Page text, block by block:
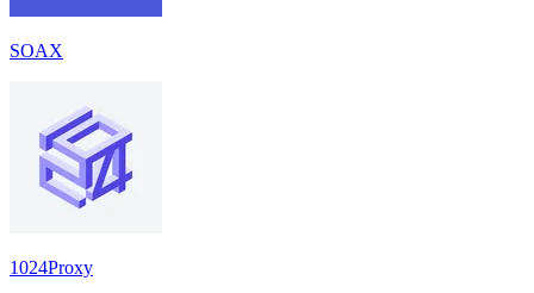
SOAX
1024Proxy